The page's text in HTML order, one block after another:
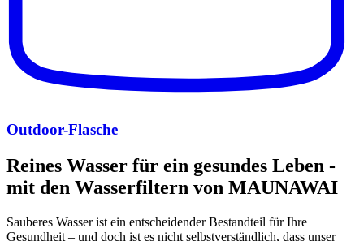
Outdoor-Flasche
Reines Wasser für ein gesundes Leben -
mit den Wasserfiltern von MAUNAWAI
Sauberes Wasser ist ein entscheidender Bestandteil für Ihre
Gesundheit – und doch ist es nicht selbstverständlich, dass unser